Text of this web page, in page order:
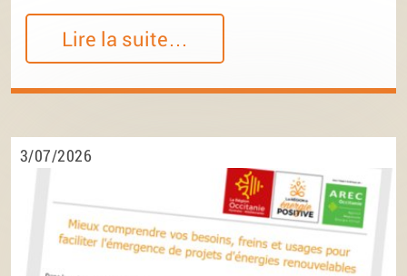
Lire la suite…
3/07/2026